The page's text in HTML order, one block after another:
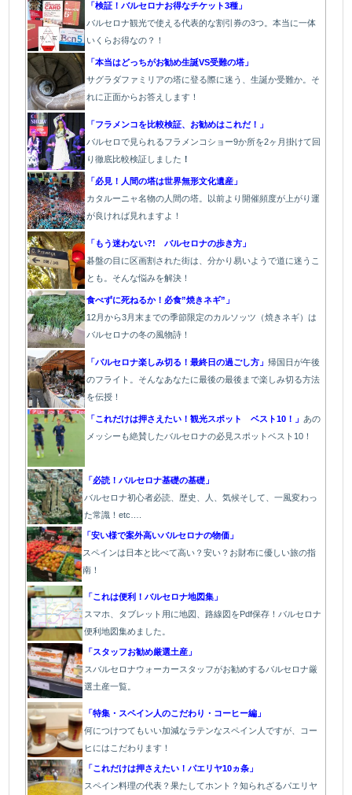
「検証！バルセロナお得なチケット3種」
バルセロナ観光で使える代表的な割引券の3つ。本当に一体
いくらお得なの？！
「本当はどっちがお勧め生誕VS受難の塔」
サグラダファミリアの塔に登る際に迷う、生誕か受難か。そ
れに正面からお答えします！
「フラメンコを比較検証、お勧めはこれだ！」
バルセロで見られるフラメンコショー9か所を2ヶ月掛けて回
り徹底比較検証しました ！
「必見！人間の塔は世界無形文化遺産」
カタルーニャ名物の人間の塔。以前より開催頻度が上がり運
が良ければ見れますよ！
「もう迷わない?! バルセロナの歩き方」
碁盤の目に区画割された街は、分かり易いようで道に迷うこ
とも。そんな悩みを解決！
食べずに死ねるか！必食”焼きネギ”」
12月から3月末までの季節限定のカルソッツ（焼きネギ）は
バルセロナの冬の風物詩！
「バルセロナ楽しみ切る！最終日の過ごし方」帰国日が午後
のフライト。そんなあなたに最後の最後まで楽しみ切る方法
を伝授！
「これだけは押さえたい！観光スポット ベスト10！」 あの
メッシーも絶賛したバルセロナの必見スポットベスト10！
「必読！バルセロナ基礎の基礎」
バルセロナ初心者必読、歴史、人、気候そして、一風変わっ
た常識！etc….
「安い様で案外高いバルセロナの物価」
スペインは日本と比べて高い？安い？お財布に優しい旅の指
南！
「これは便利！バルセロナ地図集」
スマホ、タブレット用に地図、路線図をPdf保存！バルセロナ
便利地図集めました。
「スタッフお勧め厳選土産」
スバルセロナウォーカースタッフがお勧めするバルセロナ厳
選土産一覧。
「特集・スペイン人のこだわり・コーヒー編」
何につけつてもいい加減なラテンなスペイン人ですが、コー
ヒにはこだわります ！
「これだけは押さえたい！パエリヤ10ヵ条」
スペイン料理の代表？果たしてホント？知られざるパエリヤ